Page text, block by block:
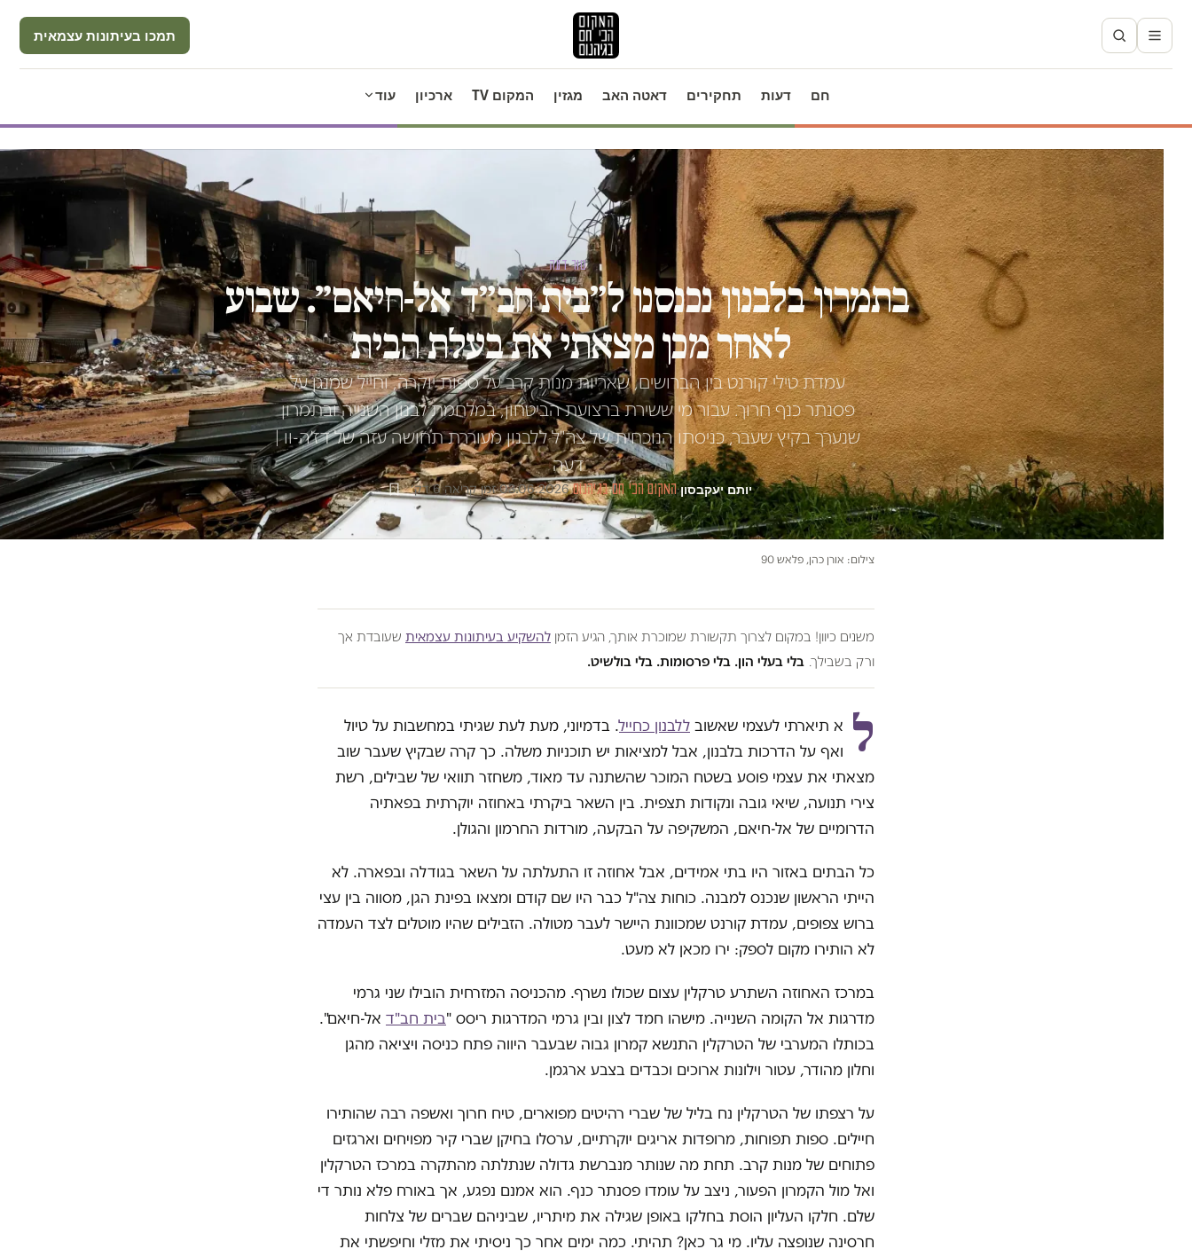
תמכו בעיתונות עצמאית
חם דעות תחקירים דאטה האב מגזין המקום TV ארכיון עוד
טור דעה
בתמרון בלבנון נכנסנו ל״בית חב״ד אל-חיאם״. שבוע
לאחר מכן מצאתי את בעלת הבית
עמדת טילי קורנט בין הברושים, שאריות מנות קרב על ספות יוקרה, וחייל שמנגן על
פסנתר כנף חרוך. עבור מי ששירת ברצועת הביטחון, במלחמת לבנון השנייה ובתמרון
שנערך בקיץ שעבר, כניסתו הנוכחית של צה"ל ללבנון מעוררת תחושה עזה של דז'ה-וו |
דעה
יותם יעקבסון·המקום הכי חם בגיהנום·
03.06.2026
·זמן קריאה 6 דק׳
צילום: אורן כהן, פלאש 90
משנים כיוון! במקום לצרוך תקשורת שמוכרת אותך, הגיע הזמן להשקיע בעיתונות עצמאית שעובדת אך
ורק בשבילך. בלי בעלי הון. בלי פרסומות. בלי בולשיט.
ל א תיארתי לעצמי שאשוב ללבנון כחייל. בדמיוני, מעת לעת שגיתי במחשבות על טיול
ואף על הדרכות בלבנון, אבל למציאות יש תוכניות משלה. כך קרה שבקיץ שעבר שוב
מצאתי את עצמי פוסע בשטח המוכר שהשתנה עד מאוד, משחזר תוואי של שבילים, רשת
צירי תנועה, שיאי גובה ונקודות תצפית. בין השאר ביקרתי באחוזה יוקרתית בפאתיה
הדרומיים של אל-חיאם, המשקיפה על הבקעה, מורדות החרמון והגולן.
כל הבתים באזור היו בתי אמידים, אבל אחוזה זו התעלתה על השאר בגודלה ובפארה. לא
הייתי הראשון שנכנס למבנה. כוחות צה"ל כבר היו שם קודם ומצאו בפינת הגן, מסווה בין עצי
ברוש צפופים, עמדת קורנט שמכוונת היישר לעבר מטולה. הזבילים שהיו מוטלים לצד העמדה
לא הותירו מקום לספק: ירו מכאן לא מעט.
במרכז האחוזה השתרע טרקלין עצום שכולו נשרף. מהכניסה המזרחית הובילו שני גרמי
מדרגות אל הקומה השנייה. מישהו חמד לצון ובין גרמי המדרגות ריסס "בית חב"ד אל-חיאם".
בכותלו המערבי של הטרקלין התנשא קמרון גבוה שבעבר היווה פתח כניסה ויציאה מהגן
וחלון מהודר, עטור וילונות ארוכים וכבדים בצבע ארגמן.
על רצפתו של הטרקלין נח בליל של שברי רהיטים מפוארים, טיח חרוך ואשפה רבה שהותירו
חיילים. ספות תפוחות, מרופדות אריגים יוקרתיים, ערסלו בחיקן שברי קיר מפויחים וארגזים
פתוחים של מנות קרב. תחת מה שנותר מנברשת גדולה שנתלתה מהתקרה במרכז הטרקלין
ואל מול הקמרון הפעור, ניצב על עומדו פסנתר כנף. הוא אמנם נפגע, אך באורח פלא נותר די
שלם. חלקו העליון הוסת בחלקו באופן שגילה את מיתריו, שביניהם שברים של צלחות
חרסינה שנופצה עליו. מי גר כאן? תהיתי. כמה ימים אחר כך ניסיתי את מזלי וחיפשתי את